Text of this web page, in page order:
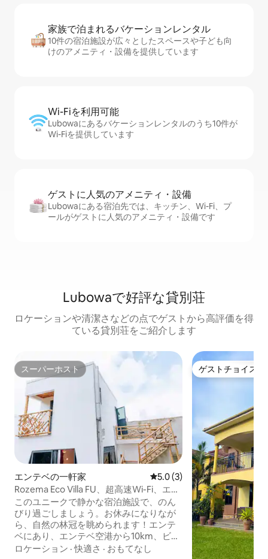
家族で泊まれるバ⁠ケ⁠ー⁠シ⁠ョ⁠ンレ⁠ン⁠タ⁠ル
10件の宿泊施設が広々としたスペースや子ども向
けのアメニティ・設備を提供しています
Wi-Fiを利⁠用⁠可⁠能
Lubowaにあるバケーションレンタルのうち10件が
Wi-Fiを提供しています
ゲストに人⁠気⁠のア⁠メ⁠ニ⁠テ⁠ィ・設⁠備
Lubowaにある宿泊先では、キッチン、Wi-Fi、プ
ールがゲストに人気のアメニティ・設備です
Lubowaで好評な貸別荘
ロケーションや清潔さなどの点でゲストから高評価を得
ている貸別荘をご紹介します
スーパーホスト
スーパーホスト
エンテベの一軒家 レビュー3件、5つ星中5.0つ
5.0 (3)
Rozema Eco Villa FU、超高速Wi-Fi、エア
コン、プライバシー
このユニークで静かな宿泊施設で、のん
びり過ごしましょう。お休みになりなが
ら、自然の林冠を眺められます！エンテ
ベにあり、エンテベ空港から10km、ビク
トリア・モールから6km、ビクトリア湖
ロケーション ·快適さ · おもてなし
ゲストチョイス
ゲストチョイス